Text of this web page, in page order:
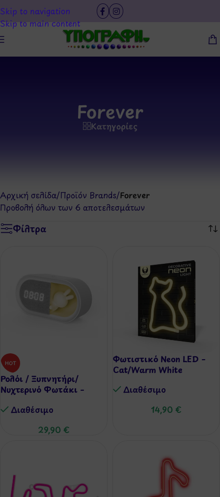
Skip to navigation
Skip to main content
Forever
Κατηγορίες
Αρχική σελίδα/Προϊόν Brands/Forever
Προβολή όλων των 6 αποτελεσμάτων
Φίλτρα
HOT
Ρολόι / Ξυπνητήρι/
Νυχτερινό Φωτάκι –
Διαθέσιμo
29,90 €
Φωτιστικό Neon LED –
Cat/Warm White
Διαθέσιμo
14,90 €